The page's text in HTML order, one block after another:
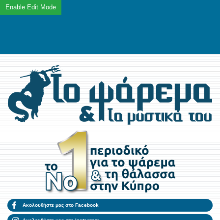
Ακολουθήστε μας στο Facebook